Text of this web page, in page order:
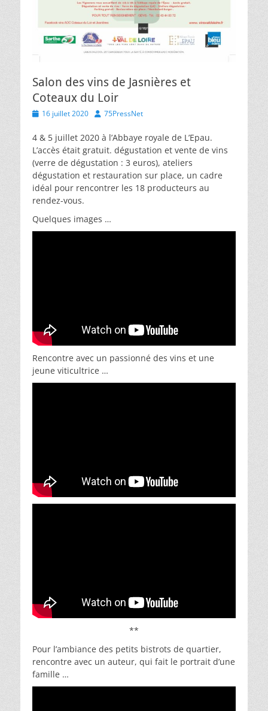
Salon des vins de Jasnières et
Coteaux du Loir
Posted16 juillet 2020 Author
75PressNet
4 & 5 juillet 2020 à l’Abbaye royale de L’Epau.
L’accès était gratuit. dégustation et vente de vins
(verre de dégustation : 3 euros), ateliers
dégustation et restauration sur place, un cadre
idéal pour rencontrer les 18 producteurs au
rendez-vous.
Quelques images …
Rencontre avec un passionné des vins et une
jeune viticultrice …
**
Pour l’ambiance des petits bistrots de quartier,
rencontre avec un auteur, qui fait le portrait d’une
famille …